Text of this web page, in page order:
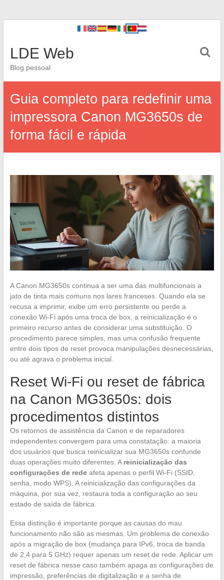
LDE Web
Blog pessoal
Guia completo para redefinir uma
impressora Canon MG3650s de
forma fácil e rápida
A Canon MG3650s continua a ser uma das multifuncionais a
jato de tinta mais comuns nos lares franceses. Quando ela se
recusa a imprimir, exibe um erro persistente ou perde a
conexão Wi-Fi após uma troca de box, a reinicialização é o
primeiro recurso antes de considerar uma substituição. O
procedimento parece simples, mas uma confusão frequente
entre dois tipos de reset provoca manipulações desnecessárias,
ou até agrava o problema inicial.
Reset Wi-Fi ou reset de fábrica
na Canon MG3650s: dois
procedimentos distintos
Os retornos de assistência da Canon e de reparadores
independentes convergem para uma constatação: a maioria
dos usuários que busca reinicializar sua MG3650s confunde
duas operações muito diferentes. A reinicialização das
configurações de redeafeta apenas o perfil Wi-Fi (SSID,
senha, modo WPS). A reinicialização das configurações da
máquina, por sua vez, restaura toda a configuração ao seu
estado de saída de fábrica.
Essa distinção é importante porque as causas do mau
funcionamento não são as mesmas. Um problema de conexão
após a migração de box (mudança para IPv6, troca de banda
de 2,4 para 5 GHz) requer apenas um reset de rede. Aplicar um
reset de fábrica nesse caso também apaga as configurações de
impressão, preferências de digitalização e a senha de